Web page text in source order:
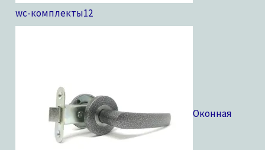
wc-комплекты12
Оконная